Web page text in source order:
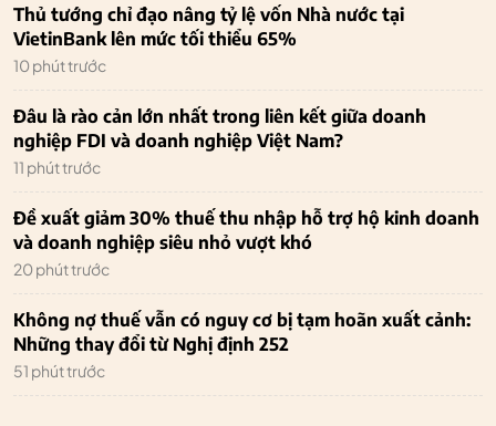
Thủ tướng chỉ đạo nâng tỷ lệ vốn Nhà nước tại
VietinBank lên mức tối thiểu 65%
10 phút trước
Đâu là rào cản lớn nhất trong liên kết giữa doanh
nghiệp FDI và doanh nghiệp Việt Nam?
11 phút trước
Đề xuất giảm 30% thuế thu nhập hỗ trợ hộ kinh doanh
và doanh nghiệp siêu nhỏ vượt khó
20 phút trước
Không nợ thuế vẫn có nguy cơ bị tạm hoãn xuất cảnh:
Những thay đổi từ Nghị định 252
51 phút trước